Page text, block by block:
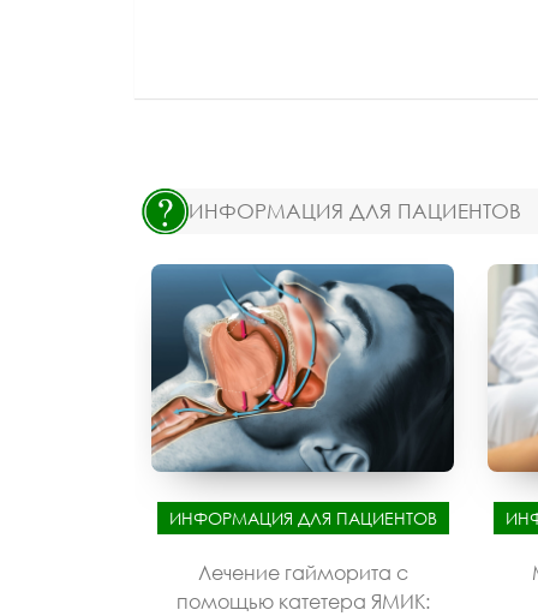
ИНФОРМАЦИЯ ДЛЯ ПАЦИЕНТОВ
ИНФОРМАЦИЯ ДЛЯ ПАЦИЕНТОВ
Лечение гайморита с
помощью катетера ЯМИК: